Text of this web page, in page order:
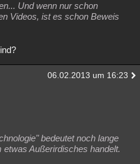
Und wenn nur schon
Videos, ist es schon Beweis
06.02.2013 um 16:23
bedeutet noch lange
Außerirdisches handelt.